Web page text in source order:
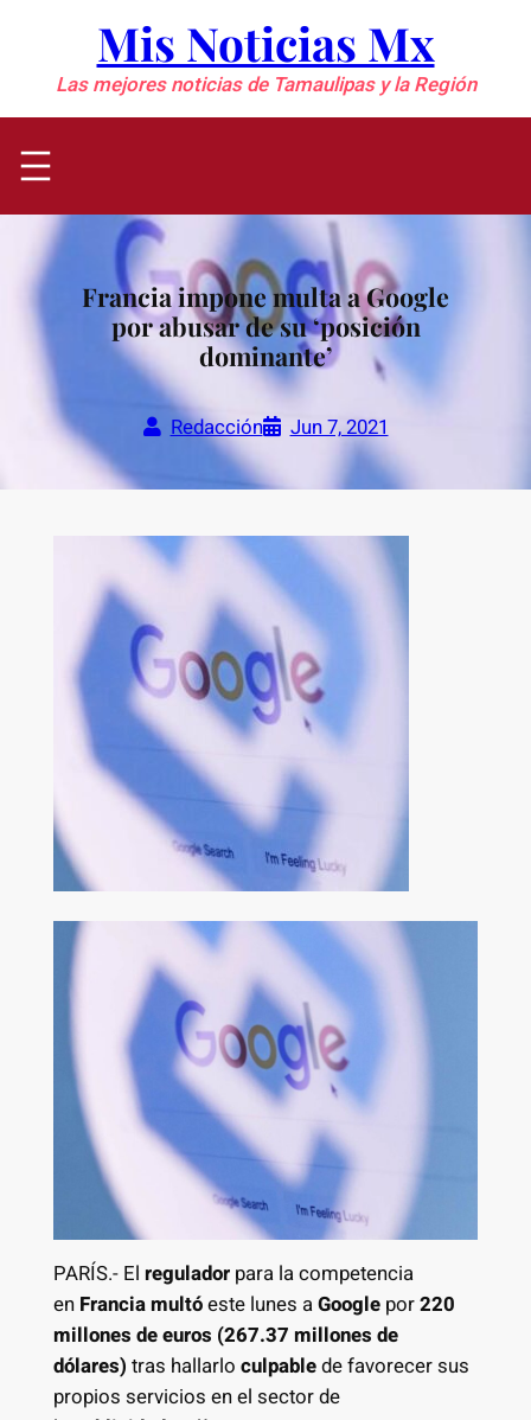
contenido
Mis Noticias Mx
Las mejores noticias de Tamaulipas y la Región
Francia impone multa a Google
por abusar de su ‘posición
dominante’
Redacción Jun 7, 2021
PARÍS.- El reguladorpara la competencia
enFranciamultóeste lunes aGooglepor220
millones de euros (267.37 millones de
dólares) tras hallarlo culpablede favorecer sus
propios servicios en el sector de